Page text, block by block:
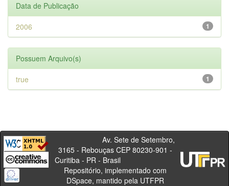
Data de Publicação
1
2006
Possuem Arquivo(s)
1
true
Av. Sete de Setembro,
3165 - Rebouças CEP 80230-901 -
Curitiba - PR - Brasil
Repositório, implementado com
DSpace, mantido pela UTFPR